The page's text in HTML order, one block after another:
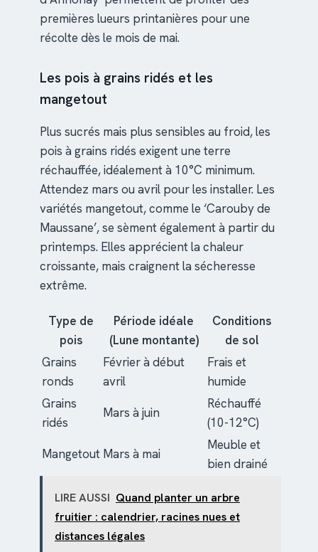
premières lueurs printanières pour une
récolte dès le mois de mai.
Les pois à grains ridés et les
mangetout
Plus sucrés mais plus sensibles au froid, les
pois à grains ridés exigent une terre
réchauffée, idéalement à 10°C minimum.
Attendez mars ou avril pour les installer. Les
variétés mangetout, comme le ‘Carouby de
Maussane’, se sèment également à partir du
printemps. Elles apprécient la chaleur
croissante, mais craignent la sécheresse
extrême.
Type de
pois
Période idéale
(Lune montante)
Conditions
de sol
Grains
ronds
Février à début
avril
Frais et
humide
Grains
ridés
Mars à juin
Réchauffé
(10-12°C)
Mangetout Mars à mai
Meuble et
bien drainé
LIRE AUSSI Quand planter un arbre
fruitier : calendrier, racines nues et
distances légales